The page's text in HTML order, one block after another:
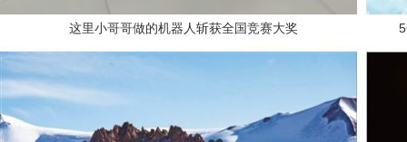
这里小哥哥做的机器人斩获全国竞赛大奖